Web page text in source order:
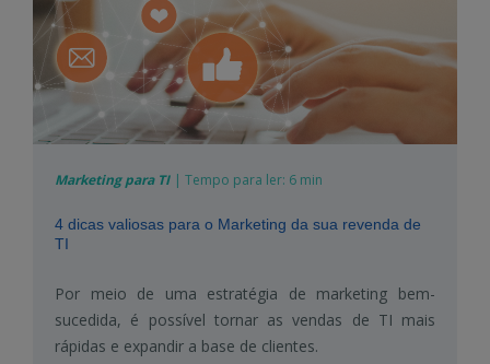
Marketing para TI | Tempo para ler: 6 min
4 dicas valiosas para o Marketing da sua revenda de
TI
Por meio de uma estratégia de marketing bem-
sucedida, é possível tornar as vendas de TI mais
rápidas e expandir a base de clientes.